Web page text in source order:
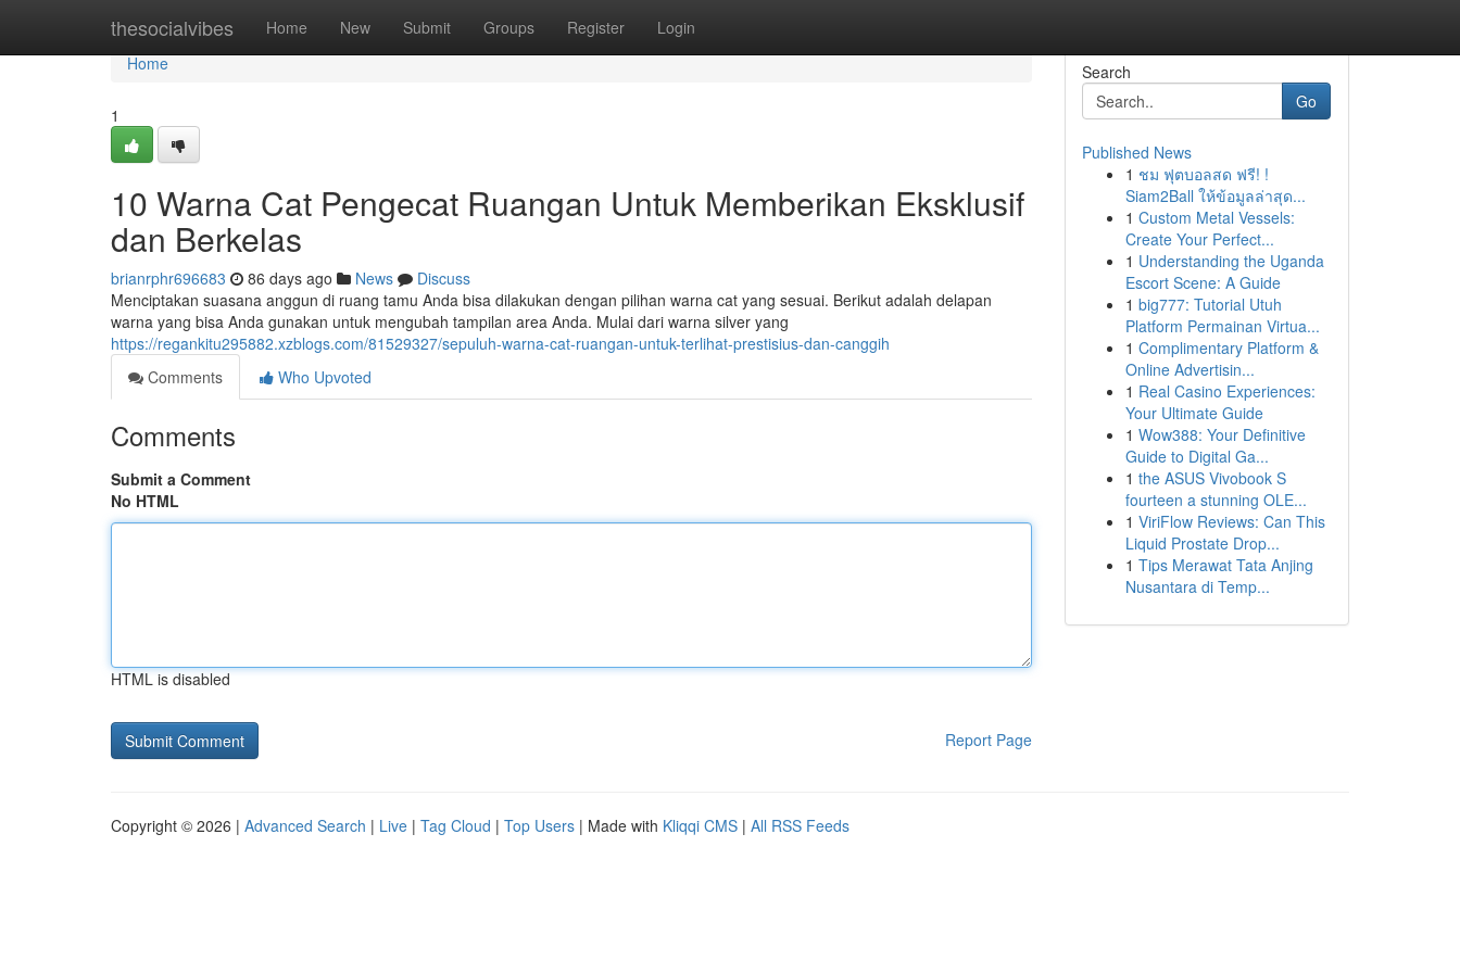
thesocialvibes Home New Submit Groups Register Login
Home
Home
1
10 Warna Cat Pengecat Ruangan Untuk Memberikan Eksklusif
dan Berkelas
brianrphr696683 86 days ago News
Discuss
Menciptakan suasana anggun di ruang tamu Anda bisa dilakukan dengan pilihan warna cat yang sesuai. Berikut adalah delapan
warna yang bisa Anda gunakan untuk mengubah tampilan area Anda. Mulai dari warna silver yang
https://regankitu295882.xzblogs.com/81529327/sepuluh-warna-cat-ruangan-untuk-terlihat-prestisius-dan-canggih
Comments
Who Upvoted
Comments
Submit a Comment
No HTML
HTML is disabled
Report Page
Search
Go
Published News
1 ชม ฟุตบอลสด ฟรี! !
Siam2Ball ให้ข้อมูลล่าสุด...
1 Custom Metal Vessels:
Create Your Perfect...
1 Understanding the Uganda
Escort Scene: A Guide
1 big777: Tutorial Utuh
Platform Permainan Virtua...
1 Complimentary Platform &
Online Advertisin...
1 Real Casino Experiences:
Your Ultimate Guide
1 Wow388: Your Definitive
Guide to Digital Ga...
1 the ASUS Vivobook S
fourteen a stunning OLE...
1 ViriFlow Reviews: Can This
Liquid Prostate Drop...
1 Tips Merawat Tata Anjing
Nusantara di Temp...
Copyright © 2026 | Advanced Search | Live | Tag Cloud | Top Users | Made with Kliqqi CMS | All RSS Feeds